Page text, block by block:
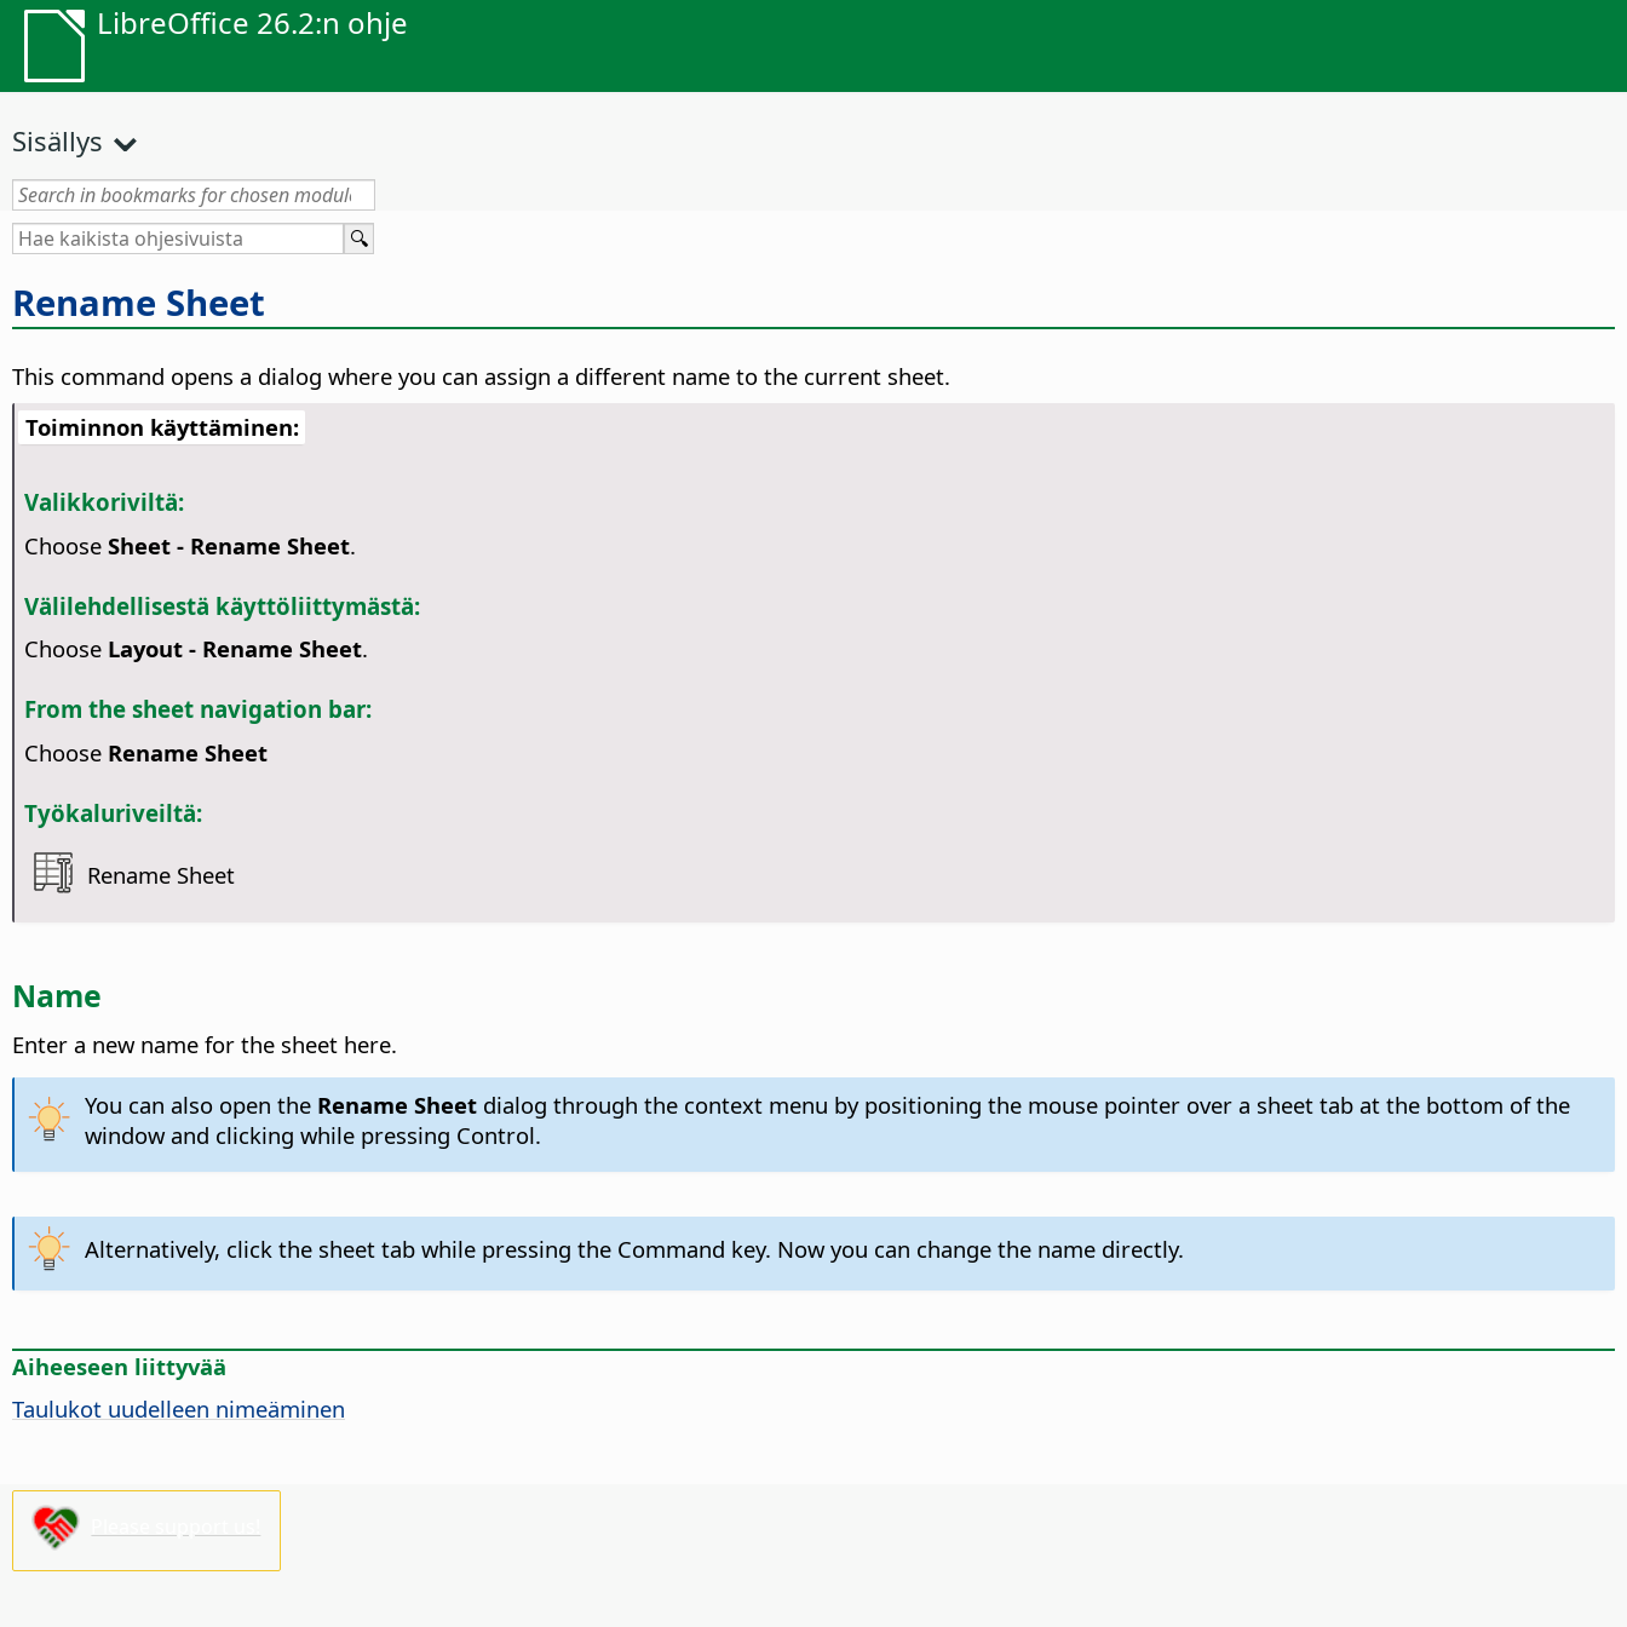
LibreOffice 26.2:n ohje
Sisällys
Rename Sheet
This command opens a dialog where you can assign a different name to the current sheet.
Toiminnon käyttäminen:
Valikkoriviltä:
Choose Sheet - Rename Sheet.
Välilehdellisestä käyttöliittymästä:
Choose Layout - Rename Sheet.
From the sheet navigation bar:
Choose Rename Sheet
Työkaluriveiltä:
Rename Sheet
Name
Enter a new name for the sheet here.
You can also open theRename Sheet dialog through the context menu by positioning the mouse pointer over a sheet tab at the bottom of the
window and clicking while pressing Control.
Alternatively, click the sheet tab while pressing the Command key. Now you can change the name directly.
Aiheeseen liittyvää
Taulukot uudelleen nimeäminen